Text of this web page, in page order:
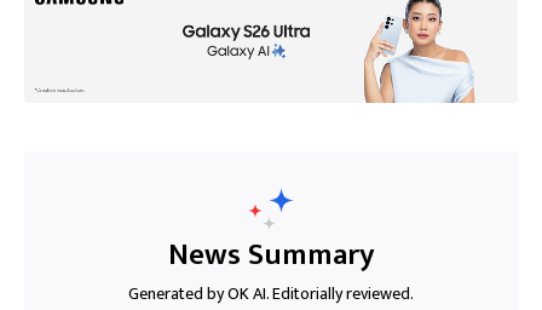
News Summary
Generated by OK AI. Editorially reviewed.